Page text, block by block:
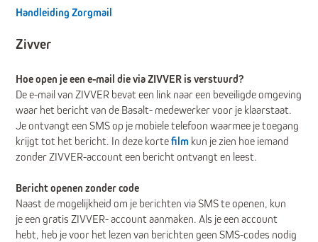
Handleiding Zorgmail
Zivver
Hoe open je een e-mail die via ZIVVER is verstuurd?
De e-mail van ZIVVER bevat een link naar een beveiligde omgeving
waar het bericht van de Basalt- medewerker voor je klaarstaat.
Je ontvangt een SMS op je mobiele telefoon waarmee je toegang
krijgt tot het bericht. In deze kortefilm kun je zien hoe iemand
zonder ZIVVER-account een bericht ontvangt en leest.
Bericht openen zonder code
Naast de mogelijkheid om je berichten via SMS te openen, kun
je een gratis ZIVVER- account aanmaken. Als je een account
hebt, heb je voor het lezen van berichten geen SMS-codes nodig